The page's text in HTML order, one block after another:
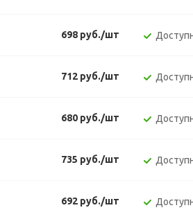
698 руб./шт
712 руб./шт
680 руб./шт
735 руб./шт
692 руб./шт